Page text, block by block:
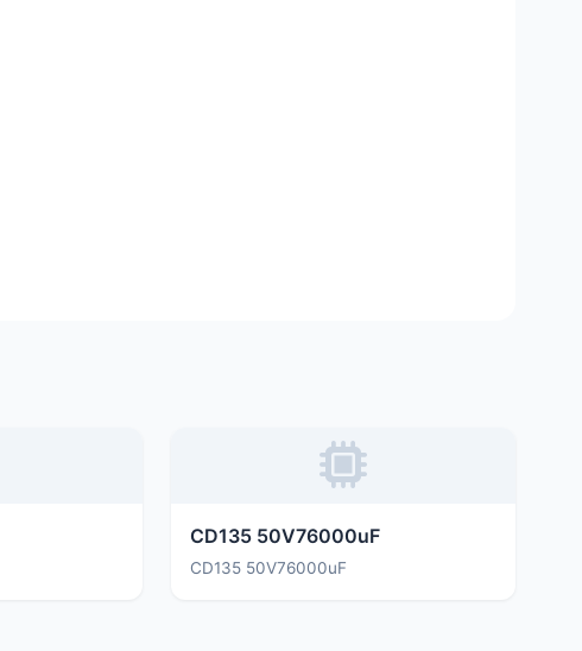
CD135 50V76000uF
CD135 50V76000uF